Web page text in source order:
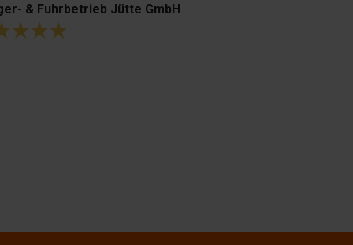
& Fuhrbetrieb Jütte GmbH